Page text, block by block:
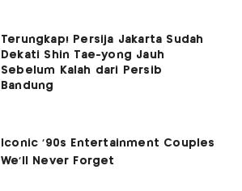
Terungkap! Persija Jakarta Sudah
Dekati Shin Tae-yong Jauh
Sebelum Kalah dari Persib
Bandung